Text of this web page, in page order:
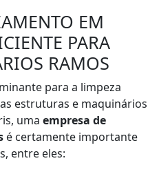
EM
PARA
RAMOS
para a limpeza
estruturas e maquinários
uma empresa de
é certamente importante
entre eles: